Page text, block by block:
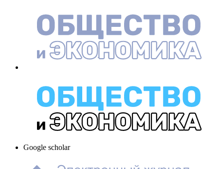
Google scholar